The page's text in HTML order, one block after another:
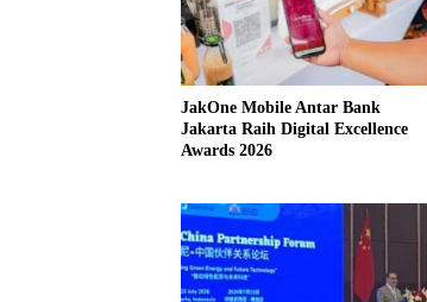
JakOne Mobile Antar Bank
Jakarta Raih Digital Excellence
Awards 2026